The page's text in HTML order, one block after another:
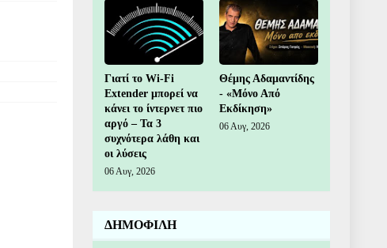
Γιατί το Wi-Fi
Extender μπορεί να
κάνει το ίντερνετ πιο
αργό – Τα 3
συχνότερα λάθη και
οι λύσεις
06 Αυγ, 2026
Θέμης Αδαμαντίδης
- «Μόνο Από
Εκδίκηση»
06 Αυγ, 2026
ΔΗΜΟΦΙΛΗ